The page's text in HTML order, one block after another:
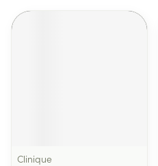
Clinique